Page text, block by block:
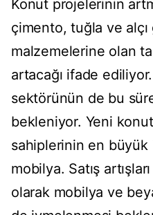
Konut projelerinin
çimento, tuğla ve alçı
malzemelerine olan
artacağı ifade
sektörünün de bu
bekleniyor. Yeni
sahiplerinin en büyük
mobilya. Satış
olarak mobilya ve